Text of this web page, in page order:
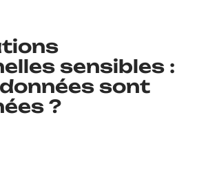
sensibles :
sont
?